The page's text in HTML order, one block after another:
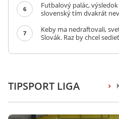
6
Futbalový palác,
slovenský tím dvakrát
7
Keby ma nedraftovali,
Slovák. Raz by chcel
TIPSPORT LIGA